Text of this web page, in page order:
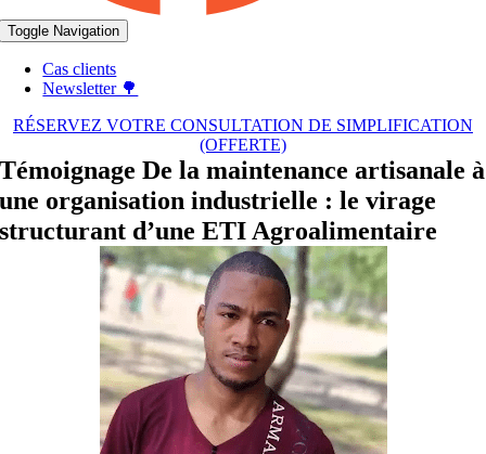
Toggle Navigation
Cas clients
Newsletter 🌳
RÉSERVEZ VOTRE CONSULTATION DE SIMPLIFICATION
(OFFERTE)
TémoignageDe la maintenance artisanale à
une organisation industrielle : le virage
structurant d’une ETI Agroalimentaire